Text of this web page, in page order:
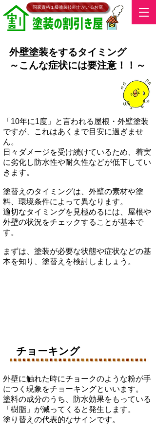
​国家資格１級塗装技能士がいるお店
「10年に1度」と言われる屋根・外壁塗装
ですが、これはあくまで目安に過ぎませ
ん。
日々ダメージを受け続けているため、着実
に劣化し防水性や耐久性などが低下してい
きます。
塗替えのタイミングは、外壁の素材や塗
料、環境条件によって異なります。
適切なタイミングを見極めるには、屋根や
外壁の状況をチェックすることが基本で
す。
まずは、塗装が必要な状態や症状などの基
本を知り、塗替えを検討しましょう。
​チョーキング
外壁に触れた時にチョークのような粉が手
につく現象をチョーキングといいます。
塗料の成分のうち、防水効果をもっている
「樹脂」が減ってくると発生します。
塗り替えの代表的なサインです。
​外壁塗装をするタイミング
～こんな症状には要注意！！～